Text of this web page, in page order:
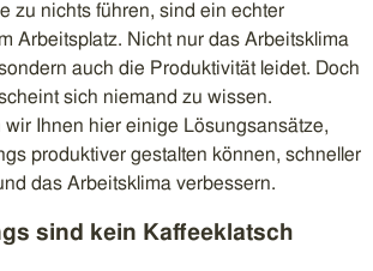
zu nichts führen, sind ein echter
Arbeitsplatz. Nicht nur das Arbeitsklima
auch die Produktivität leidet. Doch
sich niemand zu wissen.
wir Ihnen hier einige Lösungsansätze,
produktiver gestalten können, schneller
das Arbeitsklima verbessern.
sind kein Kaffeeklatsch